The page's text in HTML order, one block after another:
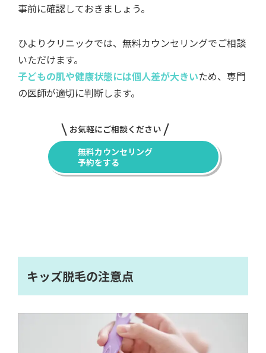
事前に確認しておきましょう。
ひよりクリニックでは、無料カウンセリングでご相談
いただけます。
子どもの肌や健康状態には個人差が大きいため、専門
の医師が適切に判断します。
お気軽にご相談ください
無料カウンセリング
予約をする
キッズ脱毛の注意点